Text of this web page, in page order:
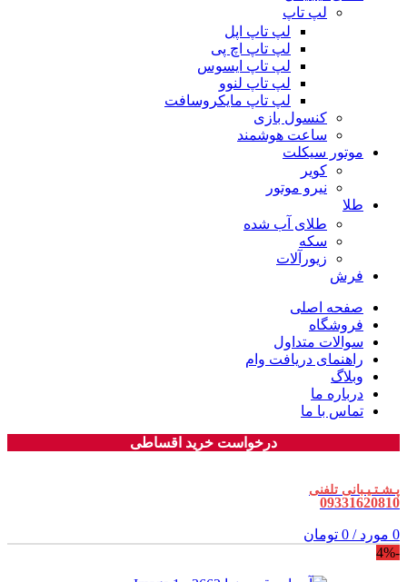
لپ تاپ
لپ تاپ اپل
لپ تاپ اچ پی
لپ تاپ ایسوس
لپ تاپ لنوو
لپ تاپ مایکروسافت
کنسول بازی
ساعت هوشمند
موتور سیکلت
کویر
نیرو موتور
طلا
طلای آب شده
سکه
زیورآلات
فرش
صفحه اصلی
فروشگاه
سوالات متداول
راهنمای دریافت وام
وبلاگ
درباره ما
تماس با ما
درخواست خرید اقساطی
پـشـتـیـبانی تلفنی
09331620810
0 مورد /
0 تومان
-4%